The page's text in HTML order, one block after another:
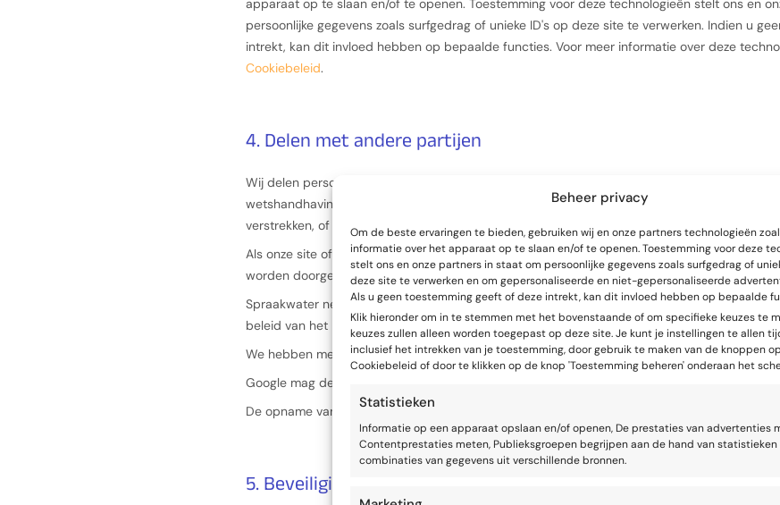
Beheer privacy
Om de beste ervaringen te bieden, gebruiken wij en onze partners technologieën
informatie over het apparaat op te slaan en/of te openen. Toestemming voor deze
stelt ons en onze partners in staat om persoonlijke gegevens zoals surfgedrag of
deze site te verwerken en om gepersonaliseerde en niet-gepersonaliseerde
Als u geen toestemming geeft of deze intrekt, kan dit invloed hebben op bepaalde
Klik hieronder om in te stemmen met het bovenstaande of om specifieke keuzes te
keuzes zullen alleen worden toegepast op deze site. Je kunt je instellingen te allen
inclusief het intrekken van je toestemming, door gebruik te maken van de knoppen
Cookiebeleid of door te klikken op de knop 'Toestemming beheren' onderaan het
Statistieken
Informatie op een apparaat opslaan en/of openen, De prestaties van advertenties
Contentprestaties meten, Publieksgroepen begrijpen aan de hand van statistieken
combinaties van gegevens uit verschillende bronnen.
apparaat op te slaan en/of te openen. Toestemming voor deze technologieën stelt ons en
persoonlijke gegevens zoals surfgedrag of unieke ID's op deze site te verwerken. Indien u
intrekt, kan dit invloed hebben op bepaalde functies. Voor meer informatie over deze
Cookiebeleid.
4. Delen met andere partijen
Wij delen persoonsgegevens indien wij bij wet of door een gerechtelijk bevel, in antwoord op
wetshandhavingsinstantie, voor zover toegestaan onder andere wettelijke bepalingen,
verstrekken, of voor een onderzoek naar een kwestie in verband met de openbare veiligheid.
Als onze site of organisatie wordt overgenomen, verkocht, of betrokken is bij een fusie of
worden doorgegeven aan onze adviseurs en mogelijke kopers en worden doorgegeven aan
Spraakwater neemt deel aan het IAB Europe Transparency & Consent Framework en
beleid van het IAB. Het maakt gebruik van het Consent Management Platform met
We hebben met Google een Verwerkersovereenkomst gesloten.
Google mag de gegevens niet gebruiken voor andere Google-diensten.
De opname van volledige IP-adressen wordt door ons geblokkeerd.
5. Beveiliging